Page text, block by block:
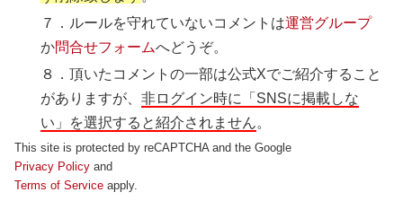
７．ルールを守れていないコメントは運営グループ
か問合せフォームへどうぞ。
８．頂いたコメントの一部は公式Xでご紹介すること
がありますが、非ログイン時に「SNSに掲載しな
い」を選択すると紹介されません。
This site is protected by reCAPTCHA and the Google
Privacy Policy and
Terms of Service apply.